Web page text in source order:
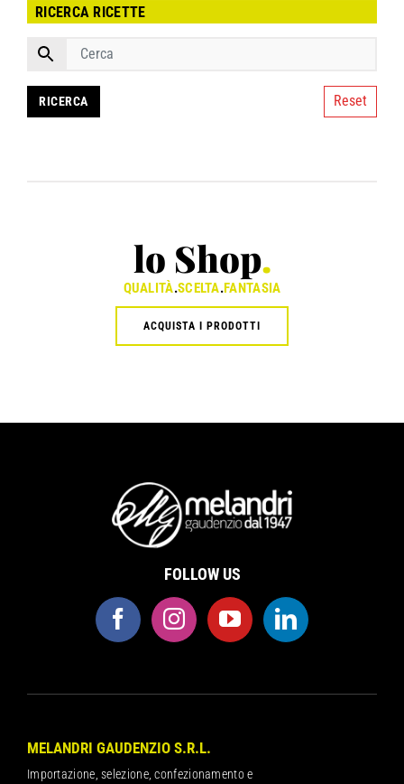
RICERCA RICETTE
Reset
lo Shop.
QUALITÀ.SCELTA.FANTASIA
ACQUISTA I PRODOTTI
FOLLOW US
MELANDRI GAUDENZIO S.R.L.
Importazione, selezione, confezionamento e